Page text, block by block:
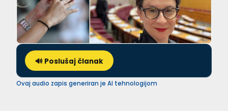
🔊 Poslušaj članak
Ovaj audio zapis generiran je AI tehnologijom